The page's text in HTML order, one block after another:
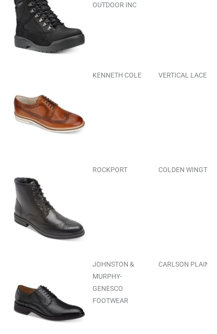
OUTDOOR INC
KENNETH COLE VERTICAL LACE UP
ROCKPORT COLDEN WINGTIP
JOHNSTON &
MURPHY-
GENESCO
FOOTWEAR
CARLSON PLAIN